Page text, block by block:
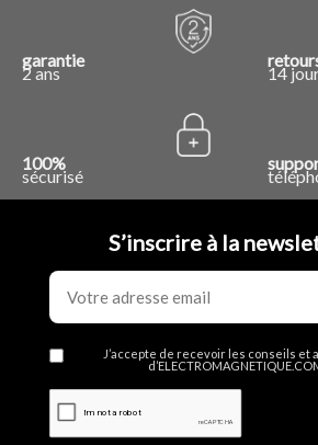
garantie
2 ans 14
100%
sécurisé
S’inscrire à la
J’accepte de recevoir les conseils et